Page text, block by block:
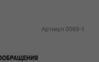
Артикул 0069-1